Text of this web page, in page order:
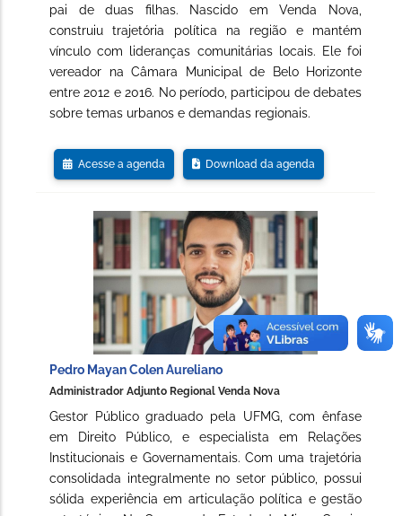
pai de duas filhas. Nascido em Venda Nova,
construiu trajetória política na região e mantém
vínculo com lideranças comunitárias locais. Ele foi
vereador na Câmara Municipal de Belo Horizonte
entre 2012 e 2016. No período, participou de debates
sobre temas urbanos e demandas regionais.
Acesse a agenda Download da agenda
Pedro Mayan Colen Aureliano
Administrador Adjunto Regional Venda Nova
Gestor Público graduado pela UFMG, com ênfase
em Direito Público, e especialista em Relações
Institucionais e Governamentais. Com uma trajetória
consolidada integralmente no setor público, possui
sólida experiência em articulação política e gestão